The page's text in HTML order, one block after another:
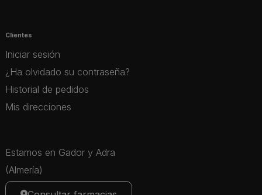
Clientes
Iniciar sesión
¿Ha olvidado su contraseña?
Historial de pedidos
Mis direcciones
Estamos en Gador y Adra
(Almería)